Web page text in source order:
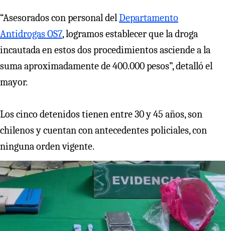
“Asesorados con personal delDepartamento
Antidrogas OS7, logramos establecer que la droga
incautada en estos dos procedimientos asciende a la
suma aproximadamente de 400.000 pesos”, detalló el
mayor.
Los cinco detenidos tienen entre 30 y 45 años, son
chilenos y cuentan con antecedentes policiales, con
ninguna orden vigente.